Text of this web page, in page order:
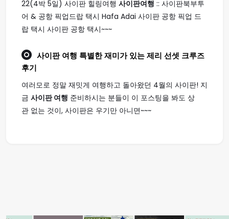
22(4박 5일) 사이판 힐링여행 사이판여행 :: 사이판북부투
어 & 공항 픽업드랍 택시 Hafa Adai 사이판 공항 픽업 드
랍 택시 사이판 공항 택시~~~
사이판 여행 특별한 재미가 있는 제리 선셋 크루즈
후기
여러모로 정말 재밋게 여행하고 돌아왔던 4월의 사이판! 지
금 사이판 여행 준비하시는 분들이 이 포스팅을 봐도 상
관 없는 것이, 사이판은 우기만 아니면~~~